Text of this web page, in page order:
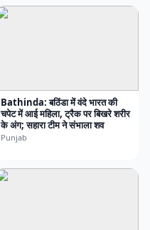
Bathinda: बठिंडा में वंदे भारत की
चपेट में आई महिला, ट्रैक पर बिखरे शरीर
के अंग; सहारा टीम ने संभाला शव
Punjab